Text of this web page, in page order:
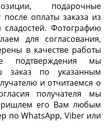
подарочные
после оплаты заказа из
сладостей. Фотографию
для согласования,
в качестве работы
подтверждения мы
заказ по указанным
и отчитаемся о
получателя мы
его Вам любым
по WhatsApp, Viber или